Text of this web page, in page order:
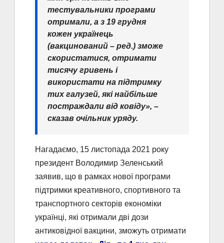
тестувальники програми
отримали, а з 19 грудня
кожен українець
(вакцинований – ред.) зможе
скористатися, отримати
тисячу гривень і
використати на підтримку
тих галузей, які найбільше
постраждали від ковіду», –
сказав очільник уряду.
Нагадаємо, 15 листопада 2021 року
президент Володимир Зеленський
заявив, що в рамках нової програми
підтримки креативного, спортивного та
транспортного секторів економіки
українці, які отримали дві дози
антиковідної вакцини, зможуть отримати